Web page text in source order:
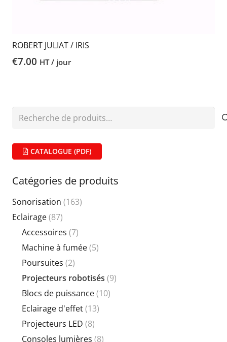
ROBERT JULIAT / IRIS
€7.00 HT / jour
Recherche
CATALOGUE (PDF)
Catégories de produits
Sonorisation (163)
Eclairage(87)
Accessoires (7)
Machine à fumée(5)
Poursuites (2)
Projecteurs robotisés (9)
Blocs de puissance(10)
Eclairage d'effet(13)
Projecteurs LED (8)
Consoles lumières (8)